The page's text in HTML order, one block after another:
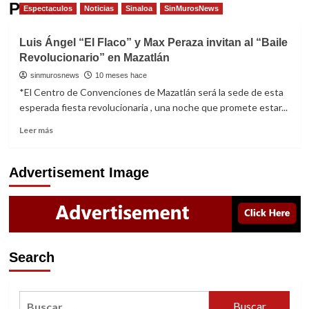
Peraza
Espectaculos Noticias Sinaloa SinMurosNews
Luis Ángel “El Flaco” y Max Peraza invitan al “Baile
Revolucionario” en Mazatlán
sinmurosnews 10 meses hace
*El Centro de Convenciones de Mazatlán será la sede de esta
esperada fiesta revolucionaria , una noche que promete estar...
Leer másRead
Luis
Ángel
“El
Flaco”
y
Max
invitan
Advertisement Image
Search